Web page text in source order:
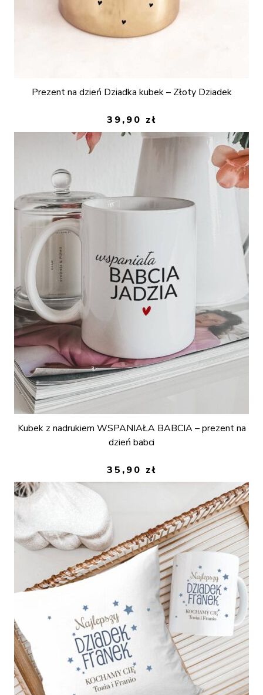
Prezent na dzień Dziadka kubek – Złoty Dziadek
39,90 zł
Kubek z nadrukiem WSPANIAŁA BABCIA – prezent na
dzień babci
35,90 zł